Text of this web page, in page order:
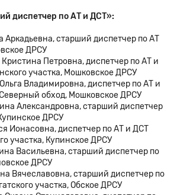
диспетчер по АТ и ДСТ»:
Аркадьевна, старший диспетчер по АТ
ДРСУ
Петровна, диспетчер по АТ и
участка, Мошковское ДРСУ
Владимировна, диспетчер по АТ и
обход, Мошковское ДРСУ
Александровна, старший диспетчер
ДРСУ
Ионасовна, диспетчер по АТ и ДСТ
участка, Купинское ДРСУ
Васильевна, старший диспетчер по
ДРСУ
Вячеславовна, старший диспетчер по
участка, Обское ДРСУ